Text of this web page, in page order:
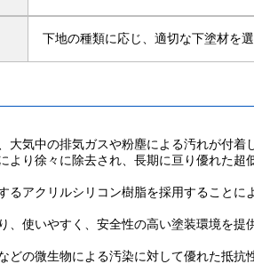
下地の種類に応じ、適切な下塗材を選
気中の排気ガスや粉塵による汚れが付着
より徐々に除去され、長期に亘り優れた超
アクリルシリコン樹脂を採用することに
使いやすく、安全性の高い塗装環境を提
の微生物による汚染に対して優れた抵抗